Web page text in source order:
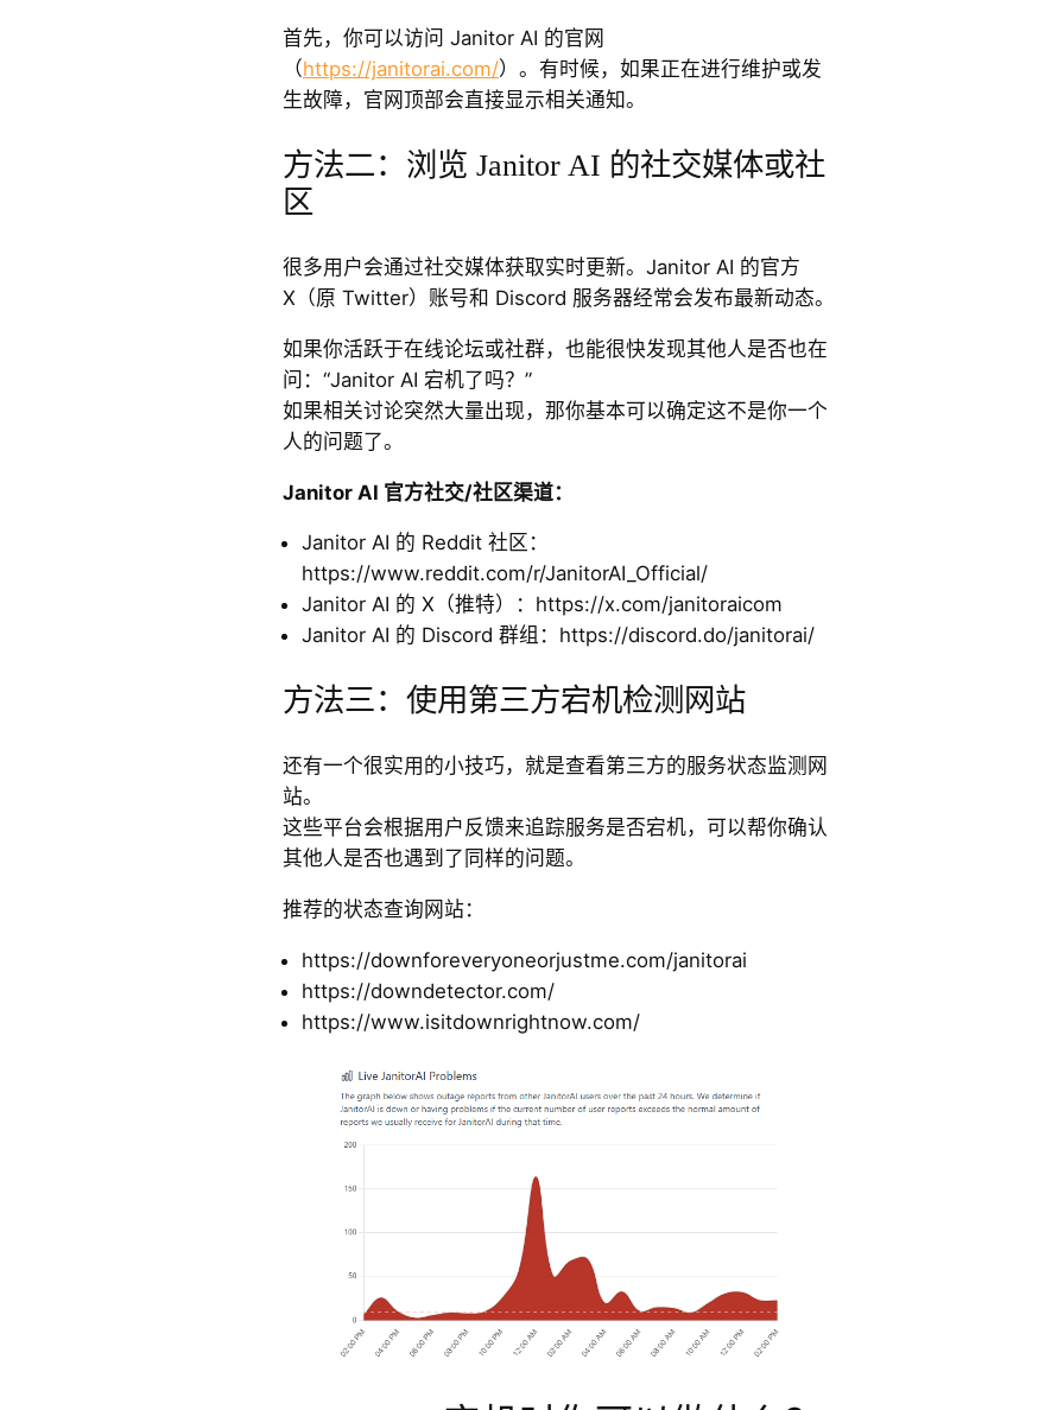
首先，你可以访问 Janitor AI 的官网
（https://janitorai.com/）。有时候，如果正在进行维护或发
生故障，官网顶部会直接显示相关通知。
方法二：浏览 Janitor AI 的社交媒体或社
区
很多用户会通过社交媒体获取实时更新。Janitor AI 的官方
X（原 Twitter）账号和 Discord 服务器经常会发布最新动态。
如果你活跃于在线论坛或社群，也能很快发现其他人是否也在
问：“Janitor AI 宕机了吗？”
如果相关讨论突然大量出现，那你基本可以确定这不是你一个
人的问题了。
Janitor AI 官方社交/社区渠道：
Janitor AI 的 Reddit 社区：
https://www.reddit.com/r/JanitorAI_Official/
Janitor AI 的 X（推特）：https://x.com/janitoraicom
Janitor AI 的 Discord 群组：https://discord.do/janitorai/
方法三：使用第三方宕机检测网站
还有一个很实用的小技巧，就是查看第三方的服务状态监测网
站。
这些平台会根据用户反馈来追踪服务是否宕机，可以帮你确认
其他人是否也遇到了同样的问题。
推荐的状态查询网站：
https://downforeveryoneorjustme.com/janitorai
https://downdetector.com/
https://www.isitdownrightnow.com/